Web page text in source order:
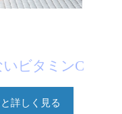
ビタミンC
詳しく見る